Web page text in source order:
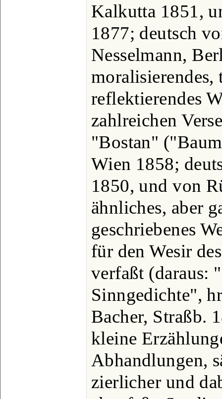
Kalkutta 1851,
1877; deutsch
Nesselmann,
moralisierendes,
reflektierendes
zahlreichen
"Bostan"
Wien 1858;
1850, und von
ähnliches, aber
geschriebenes
für den Wesir
verfaßt (daraus:
Sinngedichte",
Bacher, Straßb.
kleine
Abhandlungen,
zierlicher und